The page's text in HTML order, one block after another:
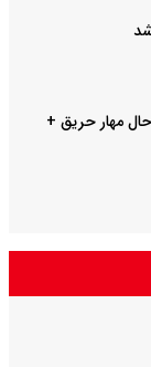
مهار حریق +